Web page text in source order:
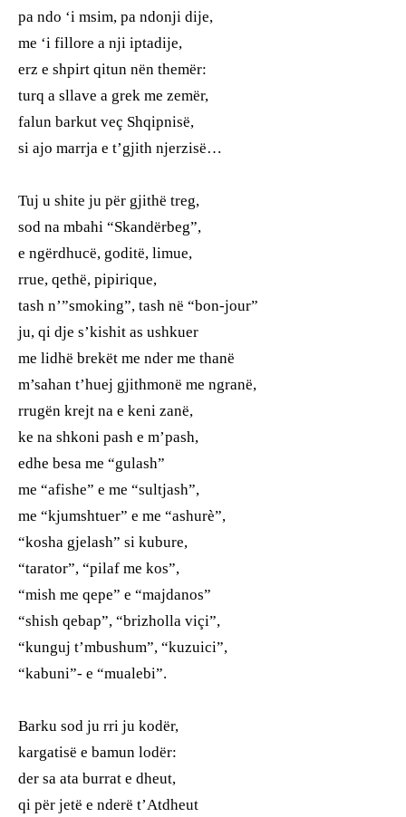
pa ndo ‘i msim, pa ndonji dije,
me ‘i fillore a nji iptadije,
erz e shpirt qitun nën themër:
turq a sllave a grek me zemër,
falun barkut veç Shqipnisë,
si ajo marrja e t’gjith njerzisë…
Tuj u shite ju për gjithë treg,
sod na mbahi “Skandërbeg”,
e ngërdhucë, goditë, limue,
rrue, qethë, pipirique,
tash n’”smoking”, tash në “bon-jour”
ju, qi dje s’kishit as ushkuer
me lidhë brekët me nder me thanë
m’sahan t’huej gjithmonë me ngranë,
rrugën krejt na e keni zanë,
ke na shkoni pash e m’pash,
edhe besa me “gulash”
me “afishe” e me “sultjash”,
me “kjumshtuer” e me “ashurè”,
“kosha gjelash” si kubure,
“tarator”, “pilaf me kos”,
“mish me qepe” e “majdanos”
“shish qebap”, “brizholla viçi”,
“kunguj t’mbushum”, “kuzuici”,
“kabuni”- e “mualebi”.
Barku sod ju rri ju kodër,
kargatisë e bamun lodër:
der sa ata burrat e dheut,
qi për jetë e nderë t’Atdheut